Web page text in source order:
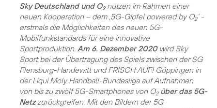
Sky Deutschland und O2nutzen im Rahmen einer
neuen Kooperation – dem ‚5G-Gipfel powered by O2‘ -
erstmals die Möglichkeiten des neuen 5G-
Mobilfunkstandards für eine innovative
Sportproduktion. Am 6. Dezember 2020wird Sky
Sport bei der Übertragung des Spiels zwischen der SG
Flensburg-Handewitt und FRISCH AUF! Göppingen in
der Liqui Moly Handball-Bundesliga auf Aufnahmen
von bis zu zwölf 5G-Smartphones von O2 über das 5G-
Netzzurückgreifen. Mit den Bildern der 5G